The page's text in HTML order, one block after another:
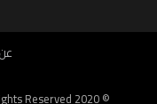
© Developed by
Reserved 2020